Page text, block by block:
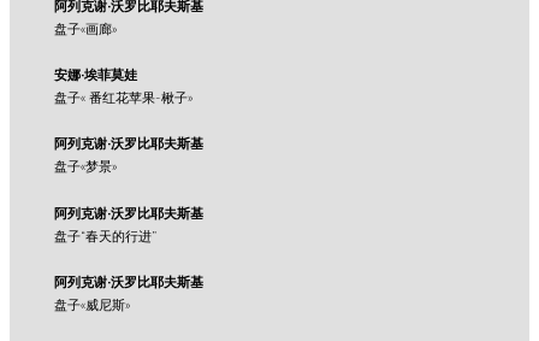
阿列克谢·沃罗比耶夫斯基
盘子«画廊»
安娜·埃菲莫娃
盘子« 番红花苹果-楸子»
阿列克谢·沃罗比耶夫斯基
盘子«梦景»
阿列克谢·沃罗比耶夫斯基
盘子“春天的行进”
阿列克谢·沃罗比耶夫斯基
盘子«威尼斯»